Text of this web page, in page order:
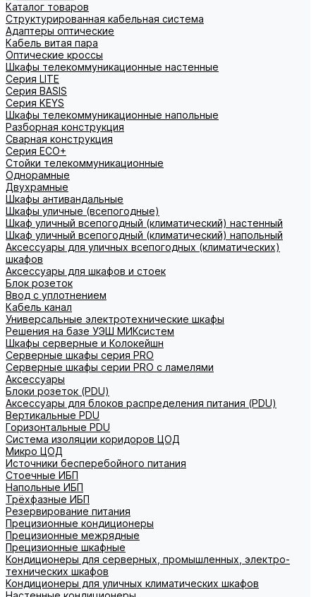
Каталог товаров
Структурированная кабельная система
Адаптеры оптические
Кабель витая пара
Оптические кроссы
Шкафы телекоммуникационные настенные
Cерия LITE
Cерия BASIS
Cерия KEYS
Шкафы телекоммуникационные напольные
Разборная конструкция
Сварная конструкция
Серия ECO+
Стойки телекоммуникационные
Однорамные
Двухрамные
Шкафы антивандальные
Шкафы уличные (всепогодные)
Шкаф уличный всепогодный (климатический) настенный
Шкаф уличный всепогодный (климатический) напольный
Аксессуары для уличных всепогодных (климатических)
шкафов
Аксессуары для шкафов и стоек
Блок розеток
Ввод с уплотнением
Кабель канал
Универсальные электротехнические шкафы
Решения на базе УЭШ МИКсистем
Шкафы серверные и Колокейшн
Серверные шкафы серия PRO
Серверные шкафы серии PRO с ламелями
Аксессуары
Блоки розеток (PDU)
Аксессуары для блоков распределения питания (PDU)
Вертикальные PDU
Горизонтальные PDU
Система изоляции коридоров ЦОД
Микро ЦОД
Источники бесперебойного питания
Стоечные ИБП
Напольные ИБП
Трёхфазные ИБП
Резервирование питания
Прецизионные кондиционеры
Прецизионные межрядные
Прецизионные шкафные
Кондиционеры для серверных, промышленных, электро-
технических шкафов
Кондиционеры для уличных климатических шкафов